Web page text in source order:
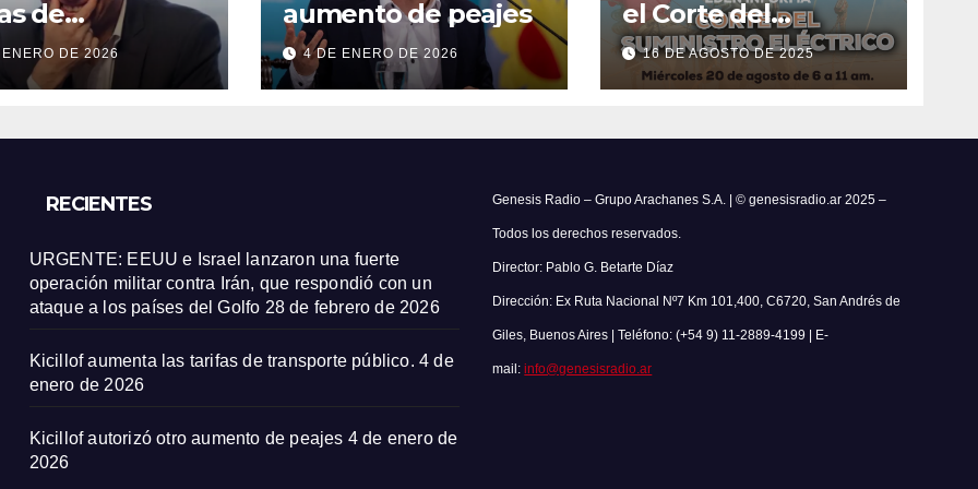
de
público.
DE 2026
aumento de peajes
4 DE ENERO DE 2026
el Corte del
Suministro Eléctrico
el 20 de agosto
16 DE AGOSTO DE 2025
RECIENTES
URGENTE: EEUU e Israel lanzaron una fuerte
operación militar contra Irán, que respondió con un
ataque a los países del Golfo 28 de febrero de 2026
Kicillof aumenta las tarifas de transporte público. 4 de
enero de 2026
Kicillof autorizó otro aumento de peajes 4 de enero de
2026
Genesis Radio – Grupo Arachanes S.A. | © genesisradio.ar 2025 –
Todos los derechos reservados.
Director: Pablo G. Betarte Díaz
Dirección: Ex Ruta Nacional Nº7 Km 101,400, C6720, San Andrés de
Giles, Buenos Aires | Teléfono: (+54 9) 11-2889-4199 | E-
mail:info@genesisradio.ar